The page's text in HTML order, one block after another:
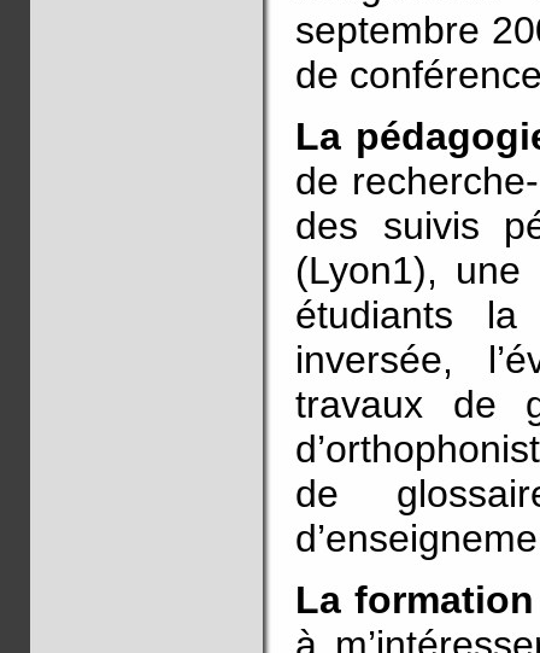
septembre
de
La
de
des suivis
(Lyon1),
étudiants
inversée,
travaux de
de
La